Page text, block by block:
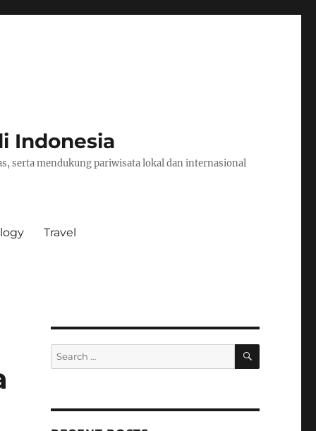
Indonesia
serta mendukung pariwisata lokal dan internasional
Travel
Search
for:
SEARCH